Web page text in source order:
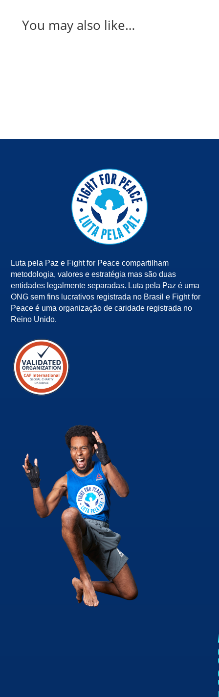
You may also like…
Luta pela Paz e Fight for Peace compartilham
metodologia, valores e estratégia mas são duas
entidades legalmente separadas. Luta pela Paz é uma
ONG sem fins lucrativos registrada no Brasil e Fight for
Peace é uma organização de caridade registrada no
Reino Unido.